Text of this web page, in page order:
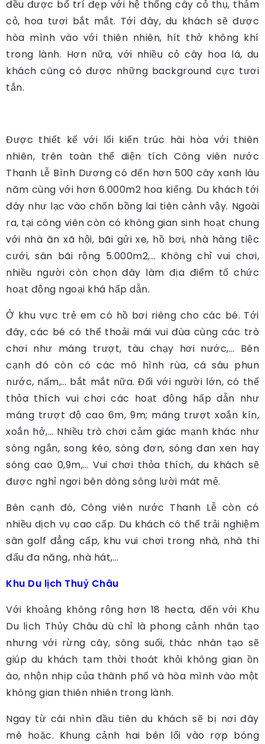
đều được bố trí đẹp với hệ thống cây cỏ thụ, thảm
cỏ, hoa tươi bắt mắt. Tới đây, du khách sẽ được
hòa mình vào với thiên nhiên, hít thở không khí
trong lành. Hơn nữa, với nhiều cỏ cây hoa lá, du
khách cũng có được những background cực tươi
tắn.
Được thiết kế với lối kiến trúc hài hòa với thiên
nhiên, trên toàn thể diện tích Công viên nước
Thanh Lễ Bình Dương có đến hơn 500 cây xanh lâu
năm cùng với hơn 6.000m2 hoa kiểng. Du khách tới
đây như lạc vào chốn bồng lai tiên cảnh vậy. Ngoài
ra, tại công viên còn có không gian sinh hoạt chung
với nhà ăn xã hội, bãi gửi xe, hồ bơi, nhà hàng tiệc
cưới, sân bãi rộng 5.000m2,… Không chỉ vui chơi,
nhiều người còn chọn đây làm địa điểm tổ chức
hoạt động ngoại khá hấp dẫn.
Ở khu vực trẻ em có hồ bơi riêng cho các bé. Tới
đây, các bé có thể thoải mái vui đùa cùng các trò
chơi như máng trượt, tàu chạy hơi nước,… Bên
cạnh đó còn có các mô hình rùa, cá sâu phun
nước, nấm,… bắt mắt nữa. Đối với người lớn, có thể
thỏa thích vui chơi các hoạt động hấp dẫn như
máng trượt độ cao 6m, 9m; máng trượt xoắn kín,
xoắn hở,… Nhiều trò chơi cảm giác mạnh khác như
sóng ngắn, song kéo, sóng đơn, sóng đan xen hay
sóng cao 0,9m,… Vui chơi thỏa thích, du khách sẽ
được nghỉ ngơi bên dòng sông lười mát mẻ.
Bên cạnh đó, Công viên nước Thanh Lễ còn có
nhiều dịch vụ cao cấp. Du khách có thể trải nghiệm
sân golf đẳng cấp, khu vui chơi trong nhà, nhà thi
đấu đa năng, nhà hát,…
Khu Du lịch Thuỷ Châu
Với khoảng không rộng hơn 18 hecta, đến với Khu
Du lịch Thủy Châu dù chỉ là phong cảnh nhân tạo
nhưng với rừng cây, sông suối, thác nhân tạo sẽ
giúp du khách tạm thời thoát khỏi không gian ồn
ào, nhộn nhịp của thành phố và hòa mình vào một
không gian thiên nhiên trong lành.
Ngay từ cái nhìn đầu tiên du khách sẽ bị nơi đây
mê hoặc. Khung cảnh hai bên lối vào rợp bóng